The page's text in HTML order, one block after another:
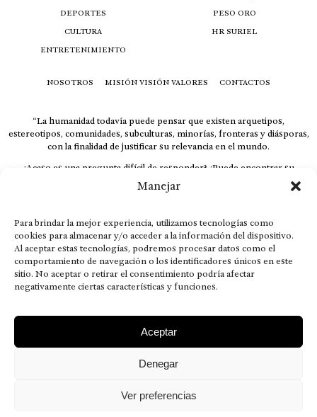
Manejar
Para brindar la mejor experiencia, utilizamos tecnologías como
cookies para almacenar y/o acceder a la información del dispositivo.
Al aceptar estas tecnologías, podremos procesar datos como el
comportamiento de navegación o los identificadores únicos en este
sitio. No aceptar o retirar el consentimiento podría afectar
negativamente ciertas características y funciones.
Aceptar
Denegar
Ver preferencias
DEPORTES
CULTURA
ENTRETENIMIENTO
PESO ORO
HR SURIEL
NOSOTROS MISIÓN VISIÓN VALORES CONTACTOS
“La humanidad todavía puede pensar que existen arquetipos,
estereotipos, comunidades, subculturas, minorías, fronteras y diásporas,
con la finalidad de justificar su relevancia en el mundo.
¿Acaso es una pregunta difícil de responder? ¿Puede encontrar su
respuesta al instante, otorgando al receptor cuestionado espacio y
velocidad suficiente para responder correctamente? De no ser así, el que
El concepto de familia no está limitado exclusivamente a la sangre; seres
que surgen en nuestro diario vivir suelen pesar más que los
emparentados. Más bien, el apego de estas dos versiones de seres
queridos mueve ideales provenientes de sus vivencias.
This is for nuestra gente.” – HRSuriel
MISIÓN VISIÓN VALORES
CONTACTOS